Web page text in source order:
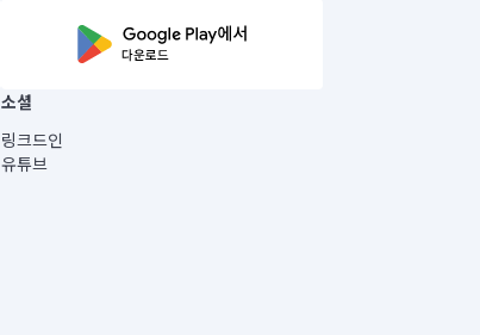
소셜
링크드인
유튜브